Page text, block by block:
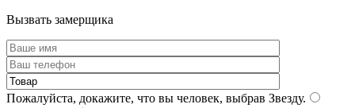
Вызвать замерщика
Пожалуйста, докажите, что вы человек, выбрав Звезду.